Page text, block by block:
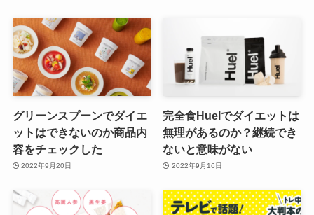
グリーンスプーンでダイエ
ットはできないのか商品内
容をチェックした
2022年9月20日
完全食Huelでダイエットは
無理があるのか？継続でき
ないと意味がない
2022年9月16日